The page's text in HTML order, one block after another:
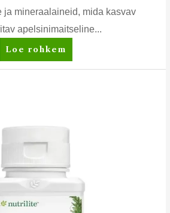
ja mineraalaineid, mida kasvav
apelsinimaitseline...
Nutrilite™
Multivitamiin
Loe rohkem